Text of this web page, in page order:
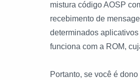
mistura código AOSP
recebimento de
determinados
funciona com a ROM,
Portanto, se você é